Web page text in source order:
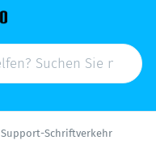
Support-Schriftverkehr